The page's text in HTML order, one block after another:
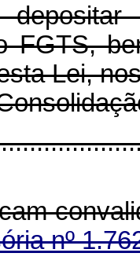
FGTS,
Lei,
nº